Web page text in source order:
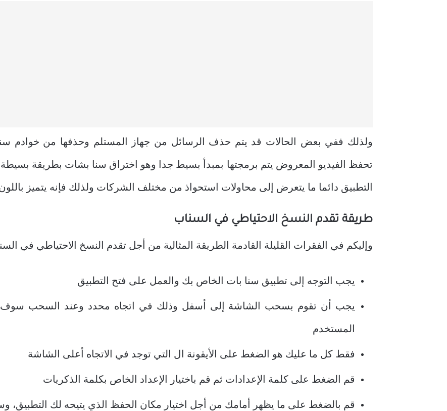
ولذلك ففي بعض الحالات قد يتم حذف الرسائل من جهاز المستلم وحذفها من خوادم
تحفظ الفيديو المعروض يتم برمجتها بمبدأ بسيط جدا وهو اختراق سنا بشات بطريقة بسيطة
التطبيق دائما ما يتعرض إلى محاولات استحواذ من مختلف الشركات ولذلك فإنه يتميز
طريقة تقدم النسخ الاحتياطي في السناب
وإليكم في الفقرات القليلة القادمة الطريقة المثالية من أجل تقدم النسخ الاحتياطي في
يجب التوجه إلى تطبيق سنا بات الخاص بك والعمل على فتح التطبيق
يجب أن تقوم بسحب الشاشة إلى أسفل وذلك في اتجاه محدد وعند السحب سوف
المستخدم
فقط كل ما عليك هو الضغط على الأيقونة ال التي توجد في الاتجاه أعلى الشاشة
قم الضغط على كلمة الإعدادات ثم قم باختيار الإعداد الخاص بكلمة الذكريات
قم بالضغط على ما يظهر أمامك من أجل اختيار مكان الحفظ الذي يتيحه لك التطبيق،